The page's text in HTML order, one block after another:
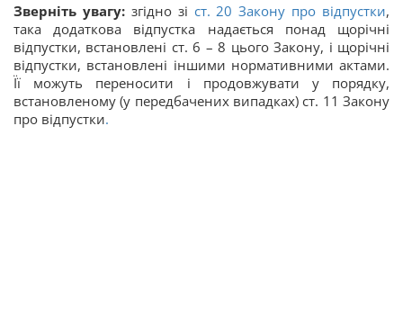
Зверніть увагу:згідно зі ст. 20 Закону про відпустки,
така додаткова відпустка надається понад щорічні
відпустки, встановлені ст. 6 – 8 цього Закону, і щорічні
відпустки, встановлені іншими нормативними актами.
Її можуть переносити і продовжувати у порядку,
встановленому (у передбачених випадках) ст. 11 Закону
про відпустки.